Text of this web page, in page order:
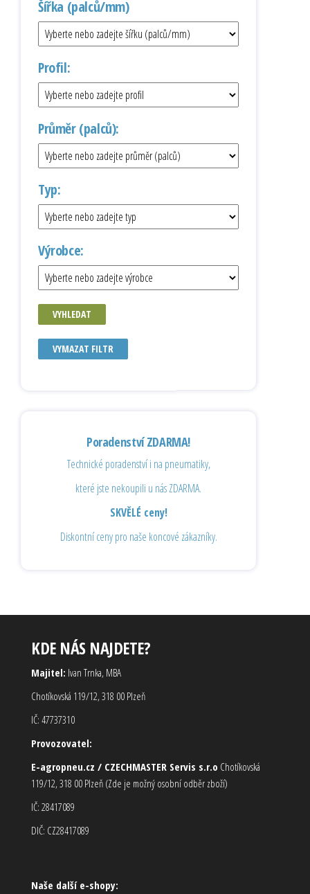
Šířka (palců/mm)
Profil:
Průměr (palců):
Typ:
Výrobce:
VYHLEDAT
VYMAZAT FILTR
Poradenství ZDARMA!
Technické poradenství i na pneumatiky,
které jste nekoupili u nás ZDARMA.
SKVĚLÉ ceny!
Diskontní ceny pro naše koncové zákazníky.
KDE NÁS NAJDETE?
Majitel: Ivan Trnka, MBA
Chotíkovská 119/12, 318 00 Plzeň
IČ: 47737310
Provozovatel:
E-agropneu.cz / CZECHMASTER Servis s.r.o Chotíkovská
119/12, 318 00 Plzeň (Zde je možný osobní odběr zboží)
IČ: 28417089
DIČ: CZ28417089
Naše další e-shopy: